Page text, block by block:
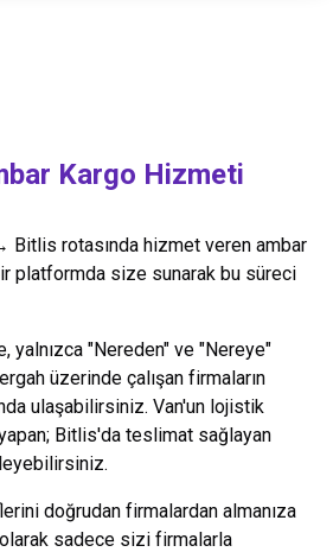
Kargo Hizmeti
Bitlis rotasında hizmet veren ambar
platformda size sunarak bu süreci
yalnızca "Nereden" ve "Nereye"
üzerinde çalışan firmaların
ulaşabilirsiniz. Van'un lojistik
Bitlis'da teslimat sağlayan
doğrudan firmalardan almanıza
sadece sizi firmalarla